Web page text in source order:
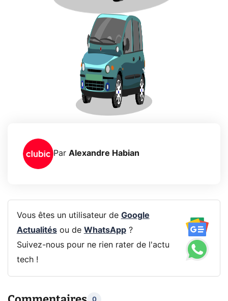
Par Alexandre Habian
Vous êtes un utilisateur de Google
Actualitésou de WhatsApp?
Suivez-nous pour ne rien rater de l'actu
tech !
0